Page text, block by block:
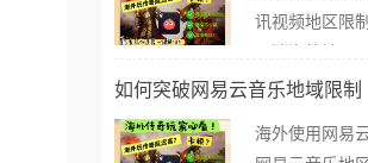
讯视频地区限
外打开腾讯视
地区无法播放”
如何突破网易云音乐地域限制
海外使用网易